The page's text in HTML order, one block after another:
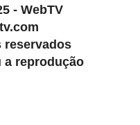
- WebTV
reservados
a reprodução